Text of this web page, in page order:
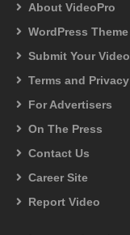
About VideoPro
WordPress Theme
Submit Your Video
Terms and Privacy
For Advertisers
On The Press
Contact Us
Career Site
Report Video